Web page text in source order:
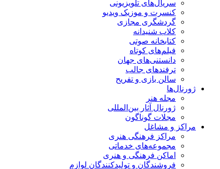
سریال‌های تلویزیونی
کنسرت و موزیک ویدیو
گردشگری مجازی
کلاب شنیدانه
کتابخانه صوتی
فیلم‌های کوتاه
دانستنی‌های جهان
ترفندهای جالب
سالن بازی و تفریح
ژورنال‌ها
مجله هنر
ژورنال آثار بین‌المللی
مجلات گوناگون
مراکز و مشاغل
مراکز فرهنگی هنری
مجموعه‌های خدماتی
اماکن فرهنگی و هنری
فروشندگان و تولیدکنندگان لوازم